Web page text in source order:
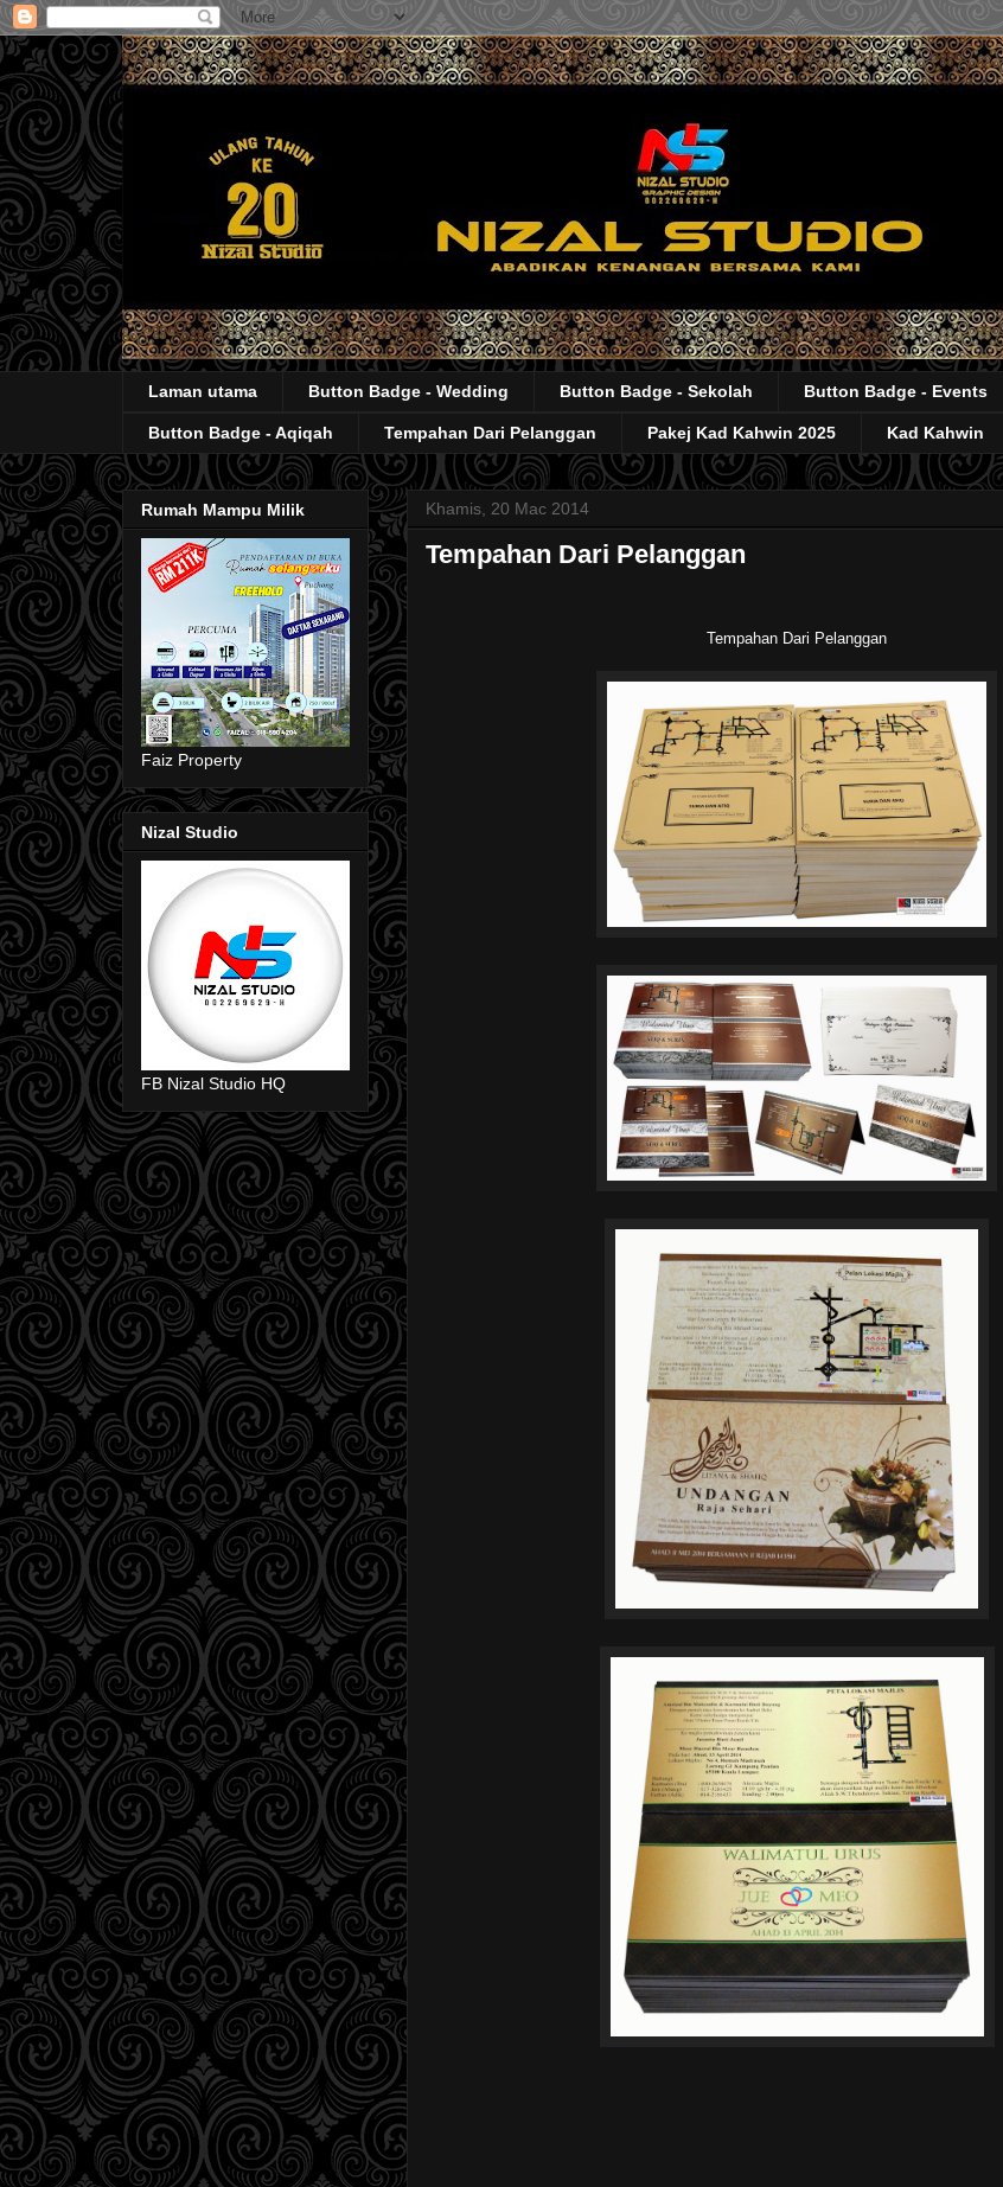
Laman utama Button Badge - Wedding Button Badge - Sekolah Button Badge - Events
Button Badge - Aqiqah Tempahan Dari Pelanggan Pakej Kad Kahwin 2025 Kad Kahwin
Khamis, 20 Mac 2014
Tempahan Dari Pelanggan
Tempahan Dari Pelanggan
Rumah Mampu Milik
Faiz Property
Nizal Studio
FB Nizal Studio HQ